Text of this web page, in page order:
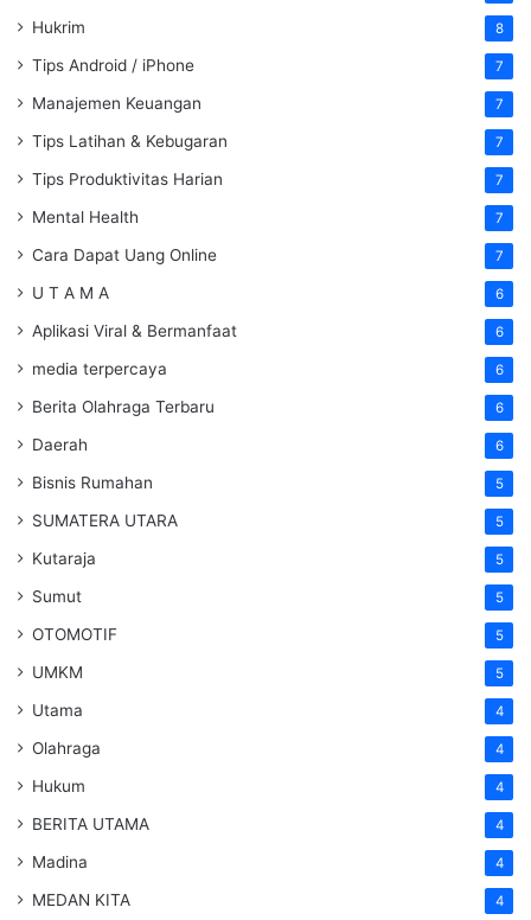
Hukrim 8
Tips Android / iPhone 7
Manajemen Keuangan 7
Tips Latihan & Kebugaran 7
Tips Produktivitas Harian 7
Mental Health 7
Cara Dapat Uang Online 7
U T A M A 6
Aplikasi Viral & Bermanfaat 6
media terpercaya 6
Berita Olahraga Terbaru 6
Daerah 6
Bisnis Rumahan 5
SUMATERA UTARA 5
Kutaraja 5
Sumut 5
OTOMOTIF 5
UMKM 5
Utama 4
Olahraga 4
Hukum 4
BERITA UTAMA 4
Madina 4
MEDAN KITA 4